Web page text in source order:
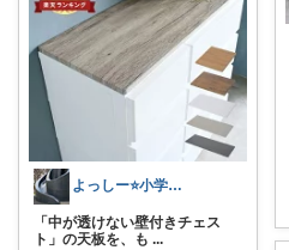
よっしー⭐️小学生と柴犬との暮らし
「中が透けない壁付きチェス
ト」の天板を、も ...